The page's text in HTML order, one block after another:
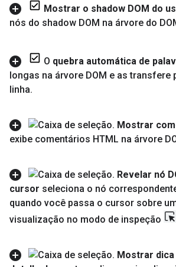
Mostrar o shadow DOM do
nós do shadow DOM na árvore do
O quebra automática de
longas na árvore DOM e as transfere
linha.
Mostrar
exibe comentários HTML na árvore
Revelar nó
cursor seleciona o nó
quando você passa o cursor sobre
visualização no modo de inspeção
Mostrar